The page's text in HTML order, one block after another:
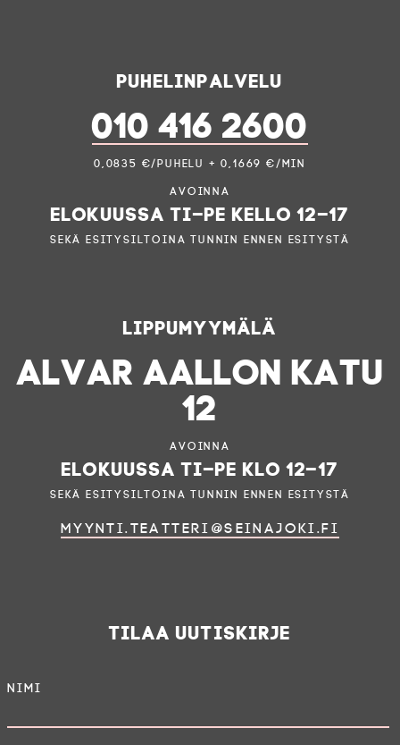
Puhelinpalvelu
010 416 2600
0,0835 €/puhelu + 0,1669 €/min
Avoinna
elokuussa ti–pe kello 12–17
sekä esitysiltoina tunnin ennen esitystä
Lippumyymälä
ALVAR AALLON KATU
12
Avoinna
elokuussa ti–pe klo 12–17
sekä esitysiltoina tunnin ennen esitystä
myynti.teatteri@seinajoki.fi
Tilaa uutiskirje
Nimi